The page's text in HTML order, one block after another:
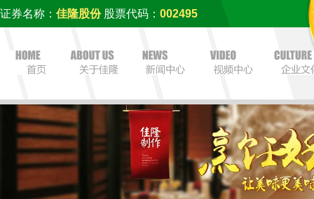
证券名称： 佳隆股份股票代码： 002495